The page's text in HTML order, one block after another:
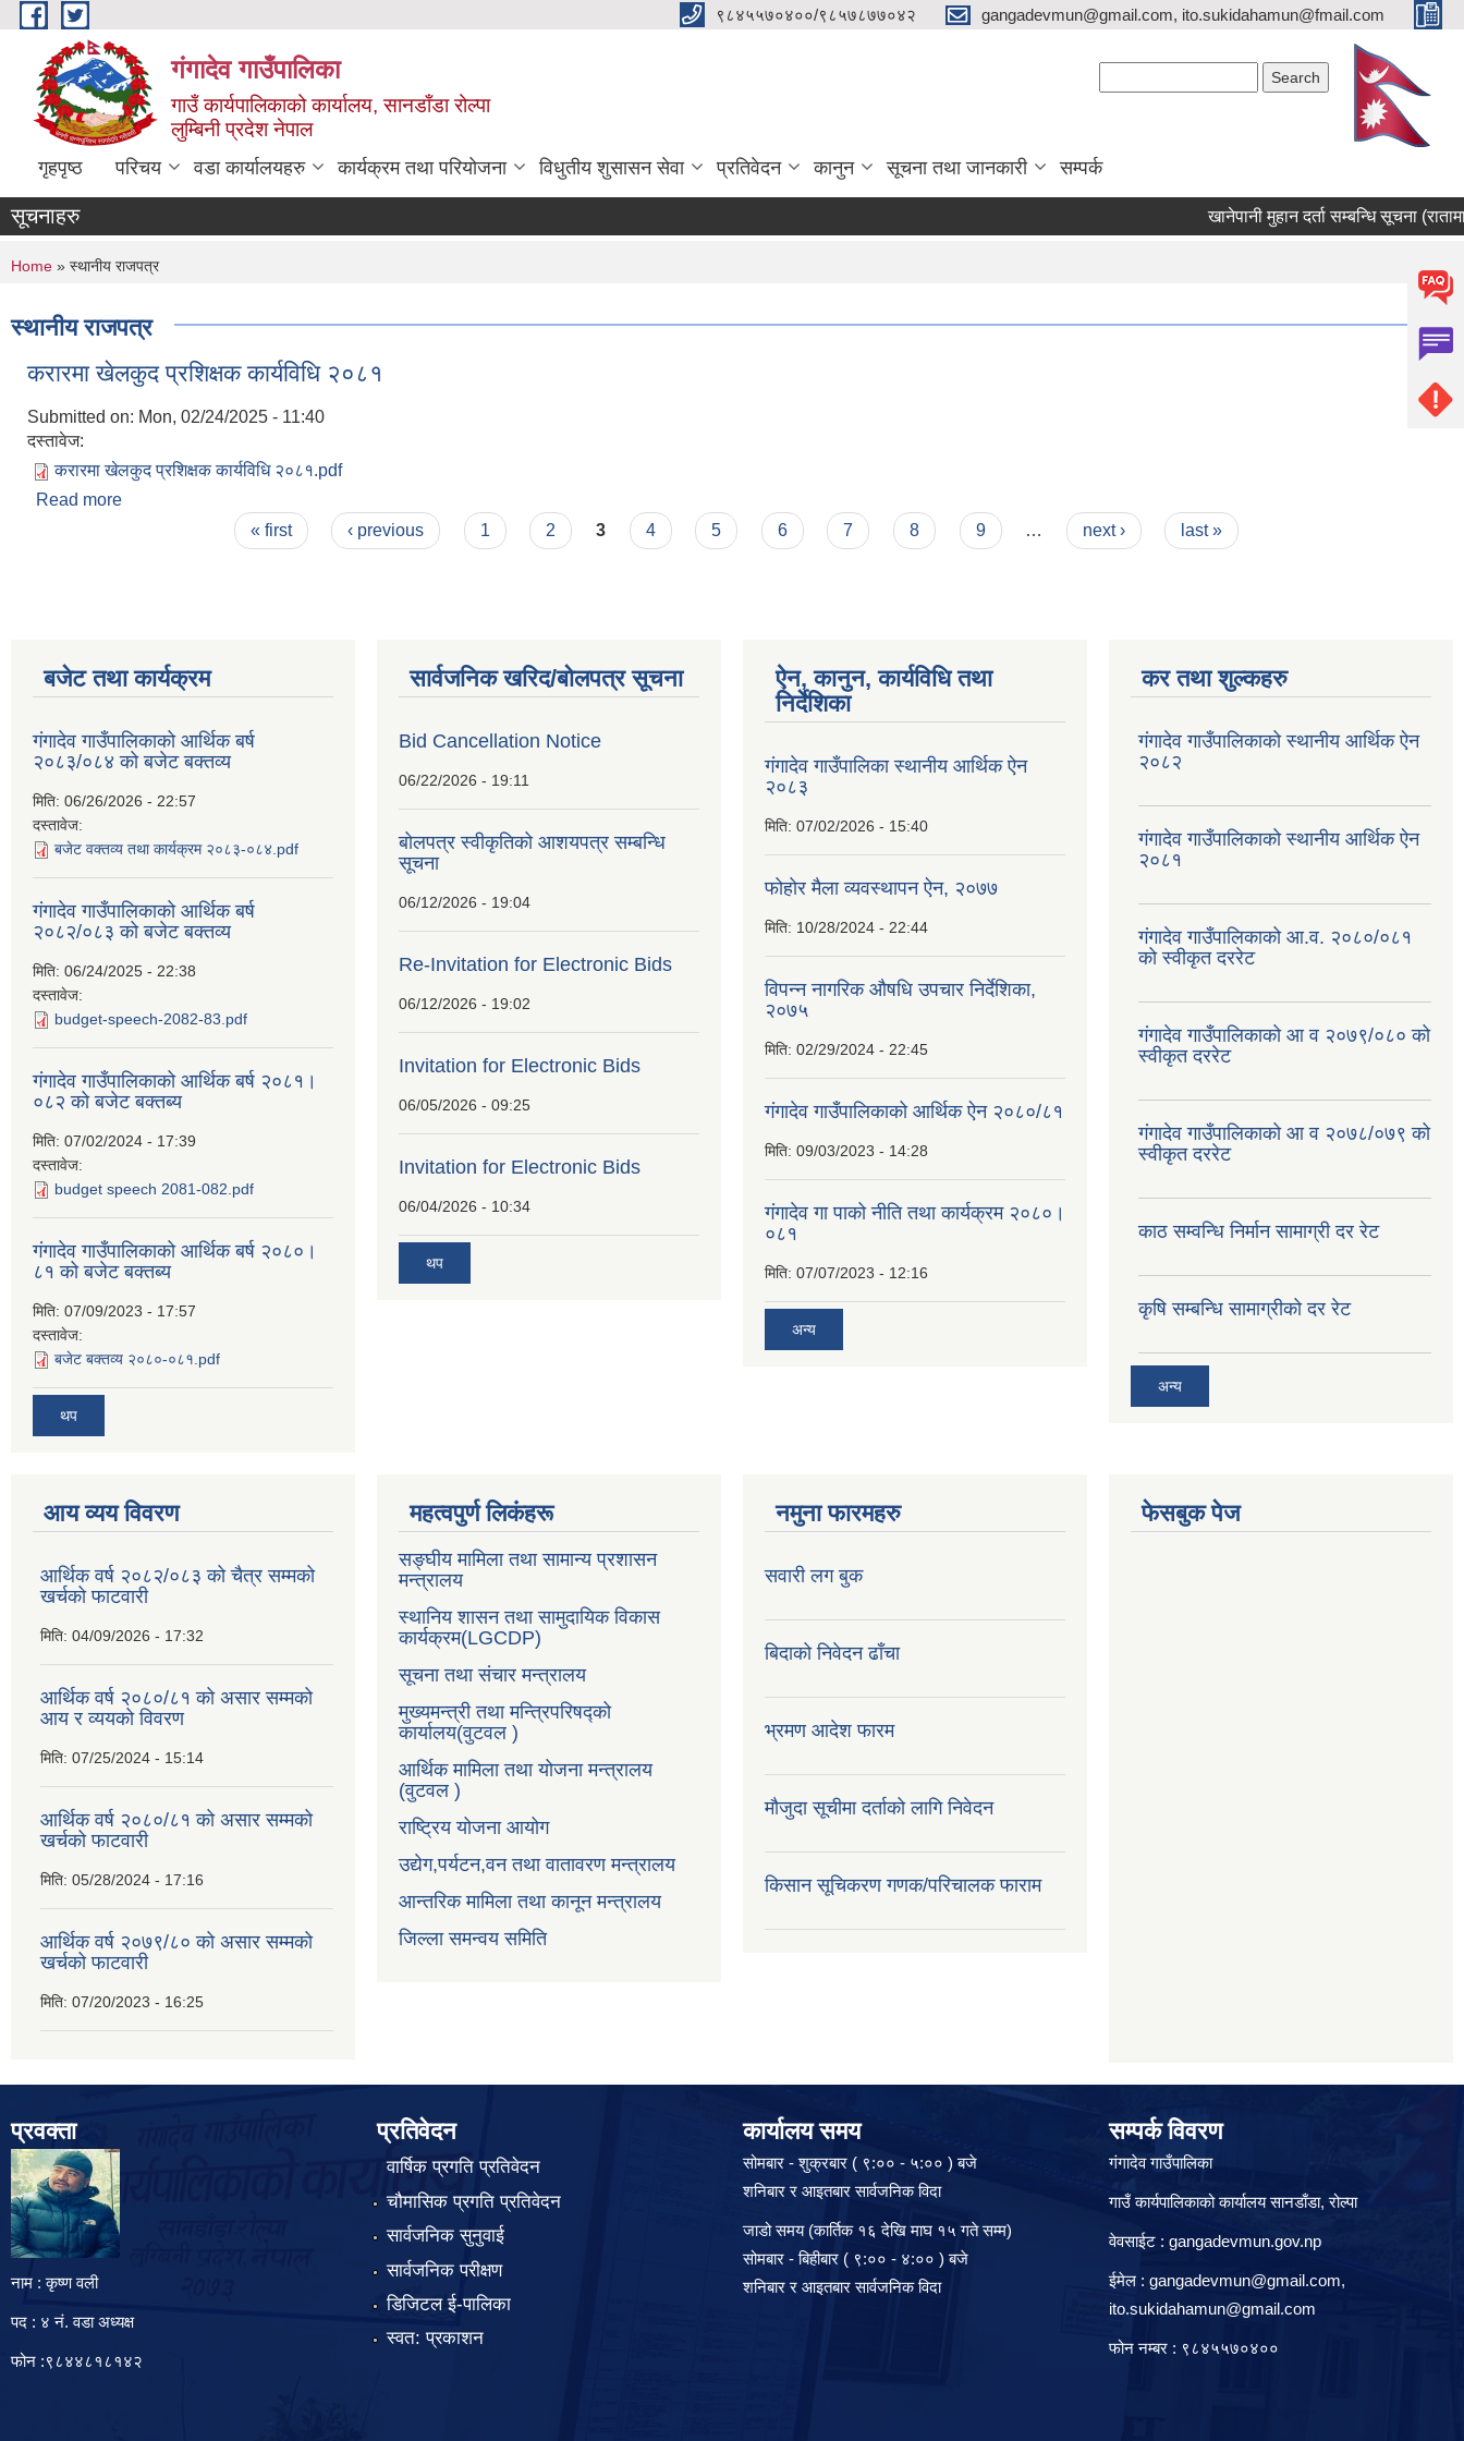
Skip to main content ९८४५५७०४००/९८५७८७७०४२ gangadevmun@gmail.com, ito.sukidahamun@fmail.com
गंगादेव गाउँपालिका
गाउँ कार्यपालिकाको कार्यालय, सानडाँडा रोल्पा
लुम्बिनी प्रदेश नेपाल
गृहपृष्ठ परिचय वडा कार्यालयहरु कार्यक्रम तथा परियोजना विधुतीय शुसासन सेवा प्रतिवेदन कानुन सूचना तथा जानकारी सम्पर्क
सूचनाहरु खानेपानी मुहान दर्ता सम्बन्धि सूचना
You are here
Home » स्थानीय राजपत्र
स्थानीय राजपत्र
करारमा खेलकुद प्रशिक्षक कार्यविधि २०८१
Submitted on: Mon, 02/24/2025 - 11:40
दस्तावेज:
करारमा खेलकुद प्रशिक्षक कार्यविधि २०८१.pdf
Read more
« first ‹ previous 1 2 3 4 5 6 7 8 9 … next › last »
बजेट तथा कार्यक्रम
गंगादेव गाउँपालिकाको आर्थिक बर्ष
२०८३/०८४ को बजेट बक्तव्य
मिति: 06/26/2026 - 22:57
दस्तावेज:
बजेट वक्तव्य तथा कार्यक्रम २०८३-०८४.pdf
गंगादेव गाउँपालिकाको आर्थिक बर्ष
२०८२/०८३ को बजेट बक्तव्य
मिति: 06/24/2025 - 22:38
दस्तावेज:
budget-speech-2082-83.pdf
गंगादेव गाउँपालिकाको आर्थिक बर्ष २०८१।
०८२ को बजेट बक्तब्य
मिति: 07/02/2024 - 17:39
दस्तावेज:
budget speech 2081-082.pdf
गंगादेव गाउँपालिकाको आर्थिक बर्ष २०८०।
८१ को बजेट बक्तब्य
मिति: 07/09/2023 - 17:57
दस्तावेज:
बजेट बक्तव्य २०८०-०८१.pdf
थप
सार्वजनिक खरिद/बोलपत्र सूचना
Bid Cancellation Notice
06/22/2026 - 19:11
बोलपत्र स्वीकृतिको आशयपत्र सम्बन्धि
सूचना
06/12/2026 - 19:04
Re-Invitation for Electronic Bids
06/12/2026 - 19:02
Invitation for Electronic Bids
06/05/2026 - 09:25
Invitation for Electronic Bids
06/04/2026 - 10:34
थप
ऐन, कानुन, कार्यविधि तथा
निर्देशिका
गंगादेव गाउँपालिका स्थानीय आर्थिक ऐन
२०८३
मिति: 07/02/2026 - 15:40
फोहोर मैला व्यवस्थापन ऐन, २०७७
मिति: 10/28/2024 - 22:44
विपन्न नागरिक औषधि उपचार निर्देशिका,
२०७५
मिति: 02/29/2024 - 22:45
गंगादेव गाउँपालिकाको आर्थिक ऐन २०८०/८१
मिति: 09/03/2023 - 14:28
गंगादेव गा पाको नीति तथा कार्यक्रम २०८०।
०८१
मिति: 07/07/2023 - 12:16
अन्य
कर तथा शुल्कहरु
गंगादेव गाउँपालिकाको स्थानीय आर्थिक ऐन
२०८२
गंगादेव गाउँपालिकाको स्थानीय आर्थिक ऐन
२०८१
गंगादेव गाउँपालिकाको आ.व. २०८०/०८१
को स्वीकृत दररेट
गंगादेव गाउँपालिकाको आ व २०७९/०८० को
स्वीकृत दररेट
गंगादेव गाउँपालिकाको आ व २०७८/०७९ को
स्वीकृत दररेट
काठ सम्वन्धि निर्मान सामाग्री दर रेट
कृषि सम्बन्धि सामाग्रीको दर रेट
अन्य
आय व्यय विवरण
आर्थिक वर्ष २०८२/०८३ को चैत्र सम्मको
खर्चको फाटवारी
मिति: 04/09/2026 - 17:32
आर्थिक वर्ष २०८०/८१ को असार सम्मको
आय र व्ययको विवरण
मिति: 07/25/2024 - 15:14
आर्थिक वर्ष २०८०/८१ को असार सम्मको
खर्चको फाटवारी
मिति: 05/28/2024 - 17:16
आर्थिक वर्ष २०७९/८० को असार सम्मको
खर्चको फाटवारी
मिति: 07/20/2023 - 16:25
महत्वपुर्ण लिकंहरू
सङ्घीय मामिला तथा सामान्य प्रशासन
मन्त्रालय
स्थानिय शासन तथा सामुदायिक विकास
कार्यक्रम(LGCDP)
सूचना तथा संचार मन्त्रालय
मुख्यमन्त्री तथा मन्त्रिपरिषद्को
कार्यालय(वुटवल )
आर्थिक मामिला तथा योजना मन्त्रालय
(वुटवल )
राष्ट्रिय योजना आयोग
उद्येग,पर्यटन,वन तथा वातावरण मन्त्रालय
आन्तरिक मामिला तथा कानून मन्त्रालय
जिल्ला समन्वय समिति
नमुना फारमहरु
सवारी लग बुक
बिदाको निवेदन ढाँचा
भ्रमण आदेश फारम
मौजुदा सूचीमा दर्ताको लागि निवेदन
किसान सूचिकरण गणक/परिचालक फाराम
फेसबुक पेज
प्रवक्ता
नाम : कृष्ण वली
पद : ४ नं. वडा अध्यक्ष
फोन :९८४४८१८१४२
प्रतिवेदन
वार्षिक प्रगति प्रतिवेदन
चौमासिक प्रगति प्रतिवेदन
सार्वजनिक सुनुवाई
सार्वजनिक परीक्षण
डिजिटल ई-पालिका
स्वत: प्रकाशन
कार्यालय समय
सोमबार - शुक्रबार ( ९:०० - ५:०० ) बजे
शनिबार र आइतबार सार्वजनिक विदा
जाडो समय (कार्तिक १६ देखि माघ १५ गते सम्म)
सोमबार - बिहीबार ( ९:०० - ४:०० ) बजे
शनिबार र आइतबार सार्वजनिक विदा
सम्पर्क विवरण
गंगादेव गाउँपालिका
गाउँ कार्यपालिकाको कार्यालय सानडाँडा, रो‍‍ल्पा
वेवसाईट : gangadevmun.gov.np
ईमेल : gangadevmun@gmail.com,
ito.sukidahamun@gmail.com
फोन नम्बर : ९८४५५७०४००